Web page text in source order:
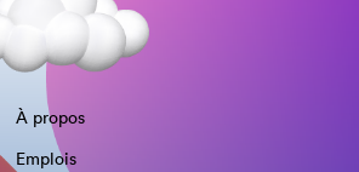
À propos
Emplois